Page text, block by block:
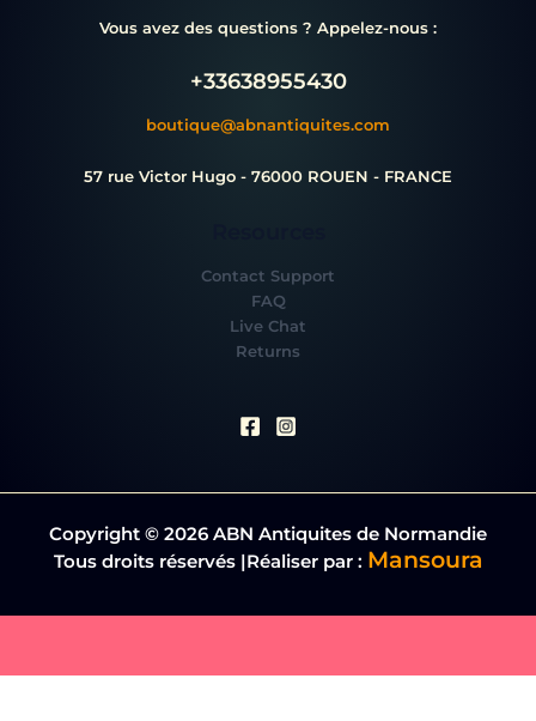
Vous avez des questions ? Appelez-nous :
+33638955430
boutique@abnantiquites.com
57 rue Victor Hugo - 76000 ROUEN - FRANCE
Contact Support
FAQ
Live Chat
Returns
Copyright © 2026 ABN Antiquites de Normandie
Tous droits réservés |Réaliser par : Mansoura